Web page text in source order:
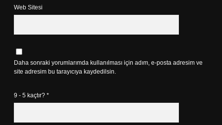
Web Sitesi
Daha sonraki yorumlarımda kullanılması için adım, e-posta adresim ve
site adresim bu tarayıcıya kaydedilsin.
9 - 5 kaçtır? *